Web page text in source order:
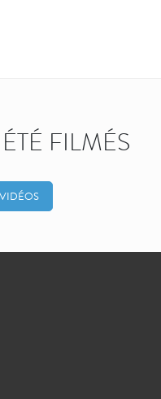
FILMÉS